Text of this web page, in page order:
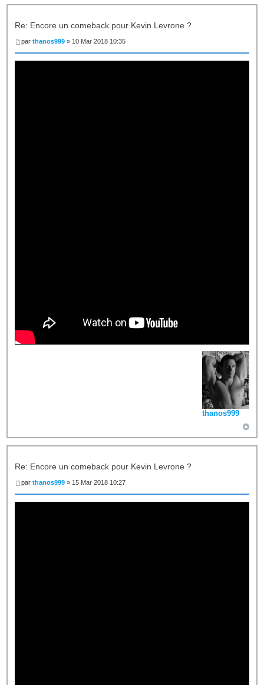
Re: Encore un comeback pour Kevin Levrone ?
parthanos999 » 10 Mar 2018 10:35
thanos999
Re: Encore un comeback pour Kevin Levrone ?
parthanos999 » 15 Mar 2018 10:27